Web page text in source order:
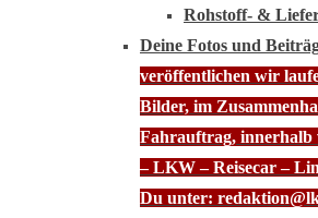
Rohstoff- &
Deine Fotos und
veröffentlichen wir
Bilder, im
Fahrauftrag, innerhalb
– LKW – Reisecar –
Du unter: